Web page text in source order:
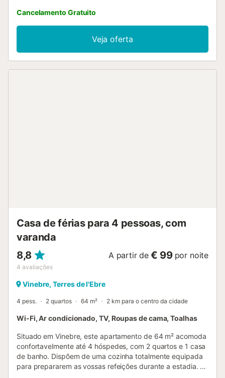
comodidades adicionais incluem Wi-Fi, uma televisão, ar
condicionado, bem como uma máquina de lavar roupa.
Também está disponível um berço. Este aluguer de férias
possui uma varanda privada para o seu relaxamento
noturno. Está disponível um lugar de estacionamento na
Cancelamento Gratuito
Veja oferta
Casa de férias para 4 pessoas, com
varanda
8,8
4 avaliações
A partir de € 99 por noite
Vinebre, Terres de l'Ebre
4 pess. 2 quartos 64 m² 2 km para o centro da cidade
Wi-Fi, Ar condicionado, TV, Roupas de cama, Toalhas
Situado em Vinebre, este apartamento de 64 m² acomoda
confortavelmente até 4 hóspedes, com 2 quartos e 1 casa
de banho. Dispõem de uma cozinha totalmente equipada
para prepararem as vossas refeições durante a estadia. O